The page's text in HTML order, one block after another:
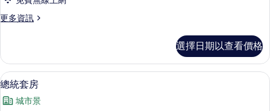
房
所
有
相
片
吸
(Panorama)
的
詳
情
大
雙
床
(Grand
Park,
Lounge
更多資訊
更
1
張
特
雙
選擇日期以查看價格
顯
示
總統套房 | 起居區 | 47-吋 LCD 液晶電
13
總統套房
城市景